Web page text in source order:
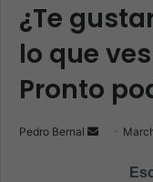
¿Te
lo que
Pronto
Pedro Bernal